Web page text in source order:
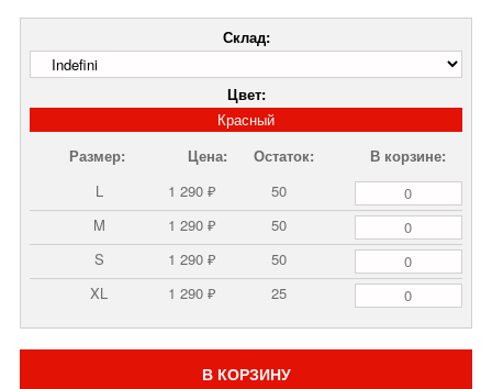
Склад:
Цвет:
Красный
Размер:
Цена: Остаток:
В корзине:
L
1 290 ₽
50
M
1 290 ₽
50
S
1 290 ₽
50
XL
1 290 ₽ 25
В КОРЗИНУ